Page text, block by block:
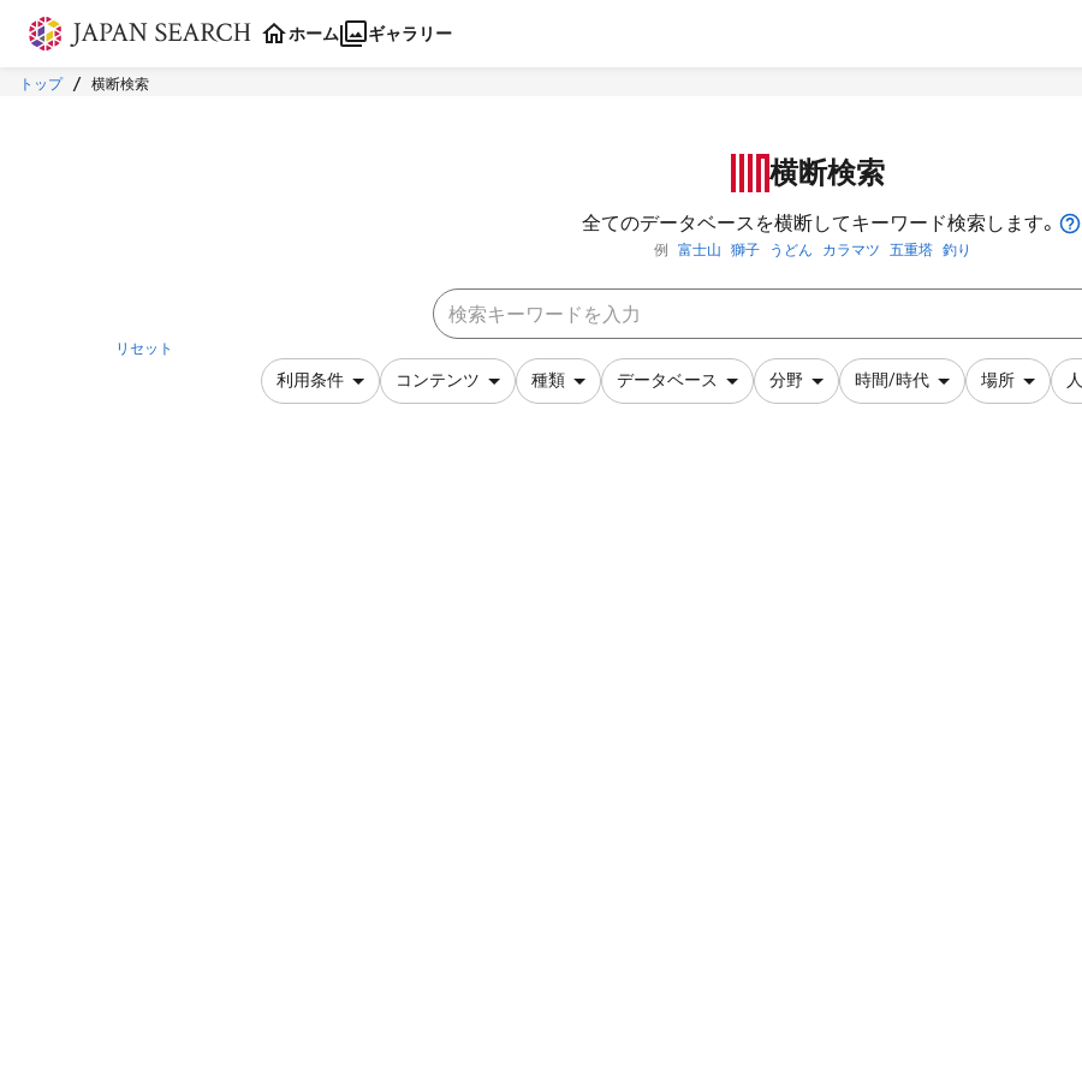
本文に飛ぶ
ホーム ギャラリー
トップ 横断検索
横断検索
全てのデータベースを横断してキーワード検索します。
例 富士山 獅子 うどん カラマツ 五重塔 釣り
リセット
利用条件 コンテンツ 種類 データベース 分野 時間/時代 場所